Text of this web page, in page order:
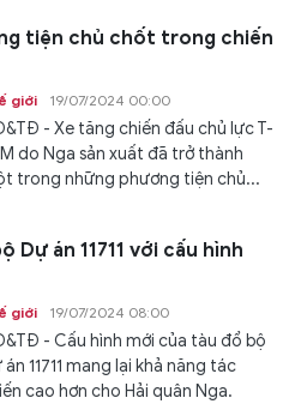
tiện chủ chốt trong chiến
giới 19/07/2024 00:00
- Xe tăng chiến đấu chủ lực T-
do Nga sản xuất đã trở thành
trong những phương tiện chủ...
án 11711 với cấu hình
giới 19/07/2024 08:00
- Cấu hình mới của tàu đổ bộ
án 11711 mang lại khả năng tác
cao hơn cho Hải quân Nga.